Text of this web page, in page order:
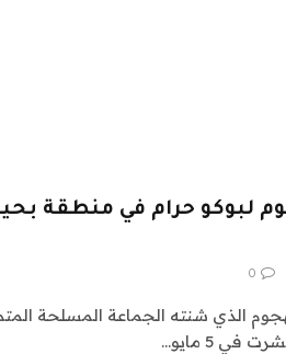
في هجوم لبوكو حرام في منطقة
0
الذي شنته الجماعة المسلحة
5 مايو…